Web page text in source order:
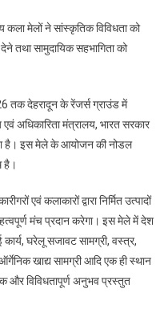
कला मेलों ने सांस्कृतिक विविधता को
तथा सामुदायिक सहभागिता को
तक देहरादून के रेंजर्स ग्राउंड में
अधिकारिता मंत्रालय, भारत सरकार
है। इस मेले के आयोजन की नोडल
है।
एवं कलाकारों द्वारा निर्मित उत्पादों
मंच प्रदान करेगा। इस मेले में देश
घरेलू सजावट सामग्री, वस्त्र,
खाद्य सामग्री आदि एक ही स्थान
और विविधतापूर्ण अनुभव प्रस्तुत